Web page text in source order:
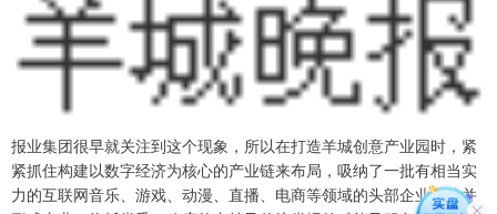
报业集团很早就关注到这个现象，所以在打造羊城创意产业园时，紧
紧抓住构建以数字经济为核心的产业链来布局，吸纳了一批有相当实
力的互联网音乐、游戏、动漫、直播、电商等领域的头部企业进驻并